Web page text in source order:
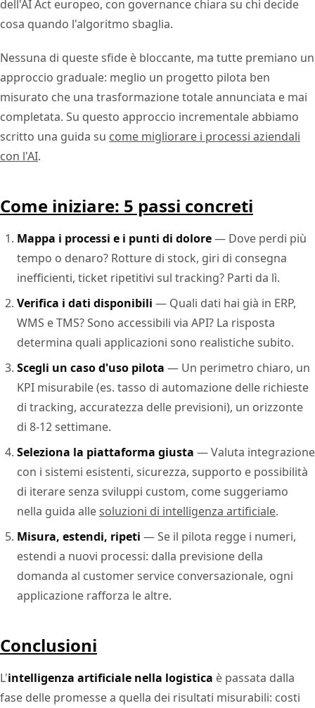
dell'AI Act europeo, con governance chiara su chi decide
cosa quando l'algoritmo sbaglia.
Nessuna di queste sfide è bloccante, ma tutte premiano un
approccio graduale: meglio un progetto pilota ben
misurato che una trasformazione totale annunciata e mai
completata. Su questo approccio incrementale abbiamo
scritto una guida su come migliorare i processi aziendali
con l'AI.
Come iniziare: 5 passi concreti
Mappa i processi e i punti di dolore— Dove perdi più
tempo o denaro? Rotture di stock, giri di consegna
inefficienti, ticket ripetitivi sul tracking? Parti da lì.
Verifica i dati disponibili — Quali dati hai già in ERP,
WMS e TMS? Sono accessibili via API? La risposta
determina quali applicazioni sono realistiche subito.
Scegli un caso d'uso pilota — Un perimetro chiaro, un
KPI misurabile (es. tasso di automazione delle richieste
di tracking, accuratezza delle previsioni), un orizzonte
di 8-12 settimane.
Seleziona la piattaforma giusta — Valuta integrazione
con i sistemi esistenti, sicurezza, supporto e possibilità
di iterare senza sviluppi custom, come suggeriamo
nella guida allesoluzioni di intelligenza artificiale.
Misura, estendi, ripeti — Se il pilota regge i numeri,
estendi a nuovi processi: dalla previsione della
domanda al customer service conversazionale, ogni
applicazione rafforza le altre.
Conclusioni
L'intelligenza artificiale nella logistica è passata dalla
fase delle promesse a quella dei risultati misurabili: costi